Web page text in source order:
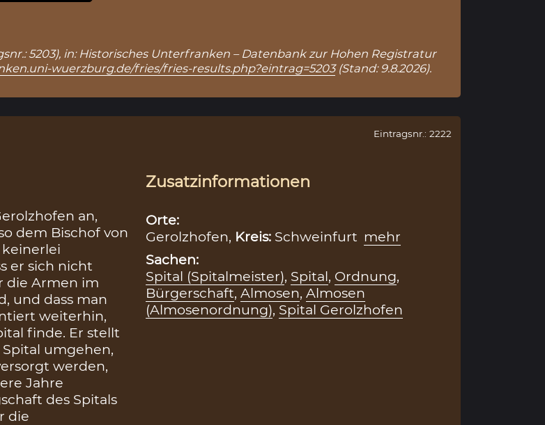
5203), in: Historisches Unterfranken – Datenbank zur Hohen Registratur
wuerzburg.de/fries/fries-results.php?eintrag=5203(Stand: 9.8.2026).
an,
dem Bischof von
er sich nicht
die Armen im
und dass man
weiterhin,
finde. Er stellt
umgehen,
werden,
Jahre
des Spitals
die
Eintragsnr.: 2222
Zusatzinformationen
Orte:
Gerolzhofen, Kreis: Schweinfurt mehr
Sachen:
Spital (Spitalmeister), Spital, Ordnung,
Bürgerschaft, Almosen, Almosen
(Almosenordnung), Spital Gerolzhofen